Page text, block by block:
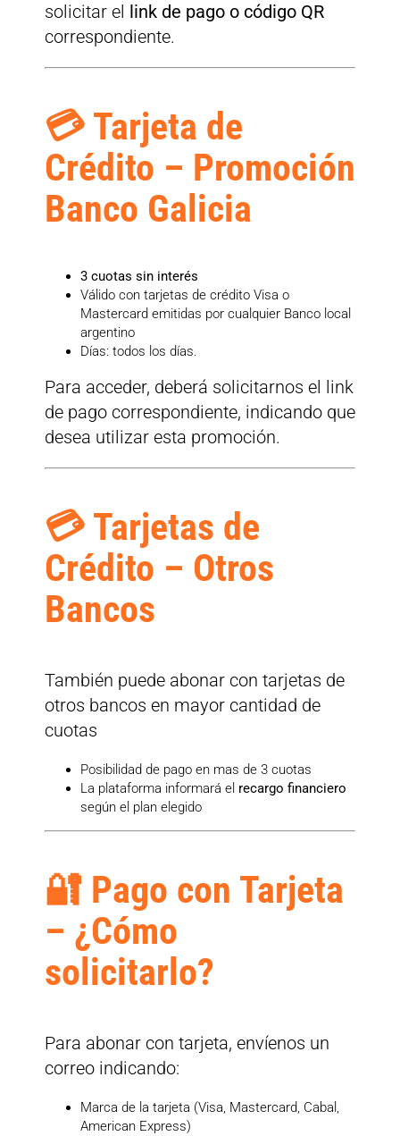
solicitar el link de pago o código QR
correspondiente.
💳 Tarjeta de
Crédito – Promoción
Banco Galicia
3 cuotas sin interés
Válido con tarjetas de crédito Visa o
Mastercard emitidas por cualquier Banco local
argentino
Días: todos los días.
Para acceder, deberá solicitarnos el link
de pago correspondiente, indicando que
desea utilizar esta promoción.
💳 Tarjetas de
Crédito – Otros
Bancos
También puede abonar con tarjetas de
otros bancos en mayor cantidad de
cuotas
Posibilidad de pago en mas de 3 cuotas
La plataforma informará el recargo financiero
según el plan elegido
🔐 Pago con Tarjeta
– ¿Cómo
solicitarlo?
Para abonar con tarjeta, envíenos un
correo indicando:
Marca de la tarjeta (Visa, Mastercard, Cabal,
American Express)